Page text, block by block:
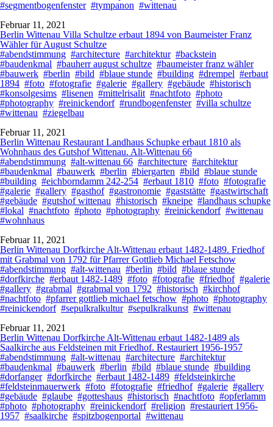
#segmentbogenfenster #tympanon #wittenau
Februar 11, 2021
Berlin Wittenau Villa Schultze erbaut 1894 von Baumeister Franz
Wähler für August Schultze
#abendstimmung #architecture #architektur #backstein
#baudenkmal #bauherr august schultze #baumeister franz wähler
#bauwerk #berlin #bild #blaue stunde #building #drempel #erbaut
1894 #foto #fotografie #galerie #gallery #gebäude #historisch
#konsolgesims #lisenen #mittelrisalit #nachtfoto #photo
#photography #reinickendorf #rundbogenfenster #villa schultze
#wittenau #ziegelbau
Februar 11, 2021
Berlin Wittenau Restaurant Landhaus Schupke erbaut 1810 als
Wohnhaus des Gutshof Wittenau. Alt-Wittenau 66
#abendstimmung #alt-wittenau 66 #architecture #architektur
#baudenkmal #bauwerk #berlin #biergarten #bild #blaue stunde
#building #eichborndamm 242-254 #erbaut 1810 #foto #fotografie
#galerie #gallery #gasthof #gastronomie #gaststätte #gastwirtschaft
#gebäude #gutshof wittenau #historisch #kneipe #landhaus schupke
#lokal #nachtfoto #photo #photography #reinickendorf #wittenau
#wohnhaus
Februar 11, 2021
Berlin Wittenau Dorfkirche Alt-Wittenau erbaut 1482-1489. Friedhof
mit Grabmal von 1792 für Pfarrer Gottlieb Michael Fetschow
#abendstimmung #alt-wittenau #berlin #bild #blaue stunde
#dorfkirche #erbaut 1482-1489 #foto #fotografie #friedhof #galerie
#gallery #grabmal #grabmal von 1792 #historisch #kirchhof
#nachtfoto #pfarrer gottlieb michael fetschow #photo #photography
#reinickendorf #sepulkralkultur #sepulkralkunst #wittenau
Februar 11, 2021
Berlin Wittenau Dorfkirche Alt-Wittenau erbaut 1482-1489 als
Saalkirche aus Feldsteinen mit Friedhof. Restauriert 1956-1957
#abendstimmung #alt-wittenau #architecture #architektur
#baudenkmal #bauwerk #berlin #bild #blaue stunde #building
#dorfanger #dorfkirche #erbaut 1482-1489 #feldsteinkirche
#feldsteinmauerwerk #foto #fotografie #friedhof #galerie #gallery
#gebäude #glaube #gotteshaus #historisch #nachtfoto #opferlamm
#photo #photography #reinickendorf #religion #restauriert 1956-
1957 #saalkirche #spitzbogenportal #wittenau